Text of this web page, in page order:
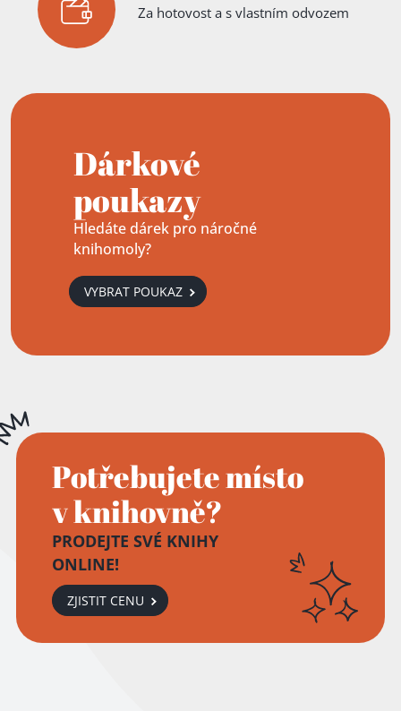
Za hotovost a s vlastním odvozem
Dárkové
poukazy
Hledáte dárek pro náročné
knihomoly?
VYBRAT POUKAZ
Potřebujete místo
v knihovně?
PRODEJTE SVÉ KNIHY
ONLINE!
ZJISTIT CENU